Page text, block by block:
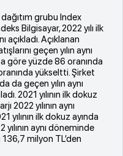
grubu Index
Bilgisayar, 2022 yılı ilk
açıkladı. Açıklanan
geçen yılın aynı
göre yüzde 86 oranında
yükseltti. Şirket
da geçen yılın aynı
2021 yılının ilk dokuz
2022 yılının aynı
yılının ilk dokuz ayında
aynı döneminde
milyon TL’den